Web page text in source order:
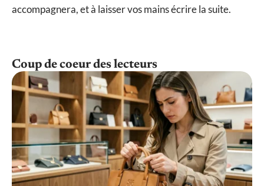
accompagnera, et à laisser vos mains écrire la suite.
Coup de coeur des lecteurs